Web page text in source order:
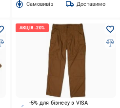
Cамовивіз Доставимо
-5% для бізнесу з VISA